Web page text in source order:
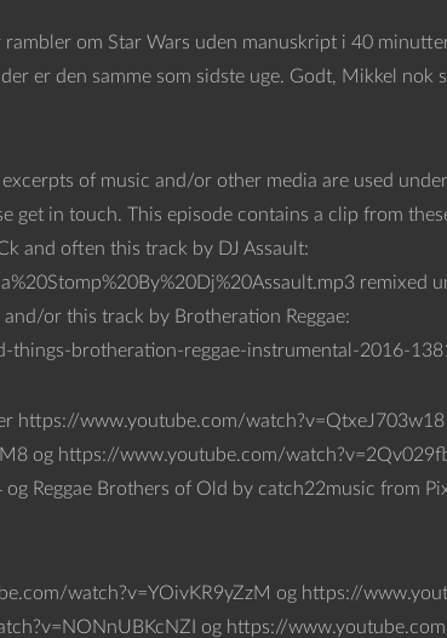
om Star Wars uden manuskript i 40
er den samme som sidste uge. Godt, Mikkel nok
of music and/or other media are used
get in touch. This episode contains a clip from
and often this track by DJ Assault:
remixed
or this track by Brotheration Reggae:
things-brotheration-reggae-instrumental-2016-
https://www.youtube.com/watch?v=QtxeJ703w18
og https://www.youtube.com/
Reggae Brothers of Old by catch22music from
watch?v=YOivKR9yZzM og https://
og https://